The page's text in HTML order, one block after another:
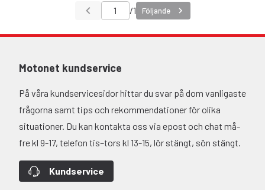
/1 Följande
Motonet kundservice
På våra kundservicesidor hittar du svar på dom vanligaste
frågorna samt tips och rekommendationer för olika
situationer. Du kan kontakta oss via epost och chat må-
fre kl 9-17, telefon tis–tors kl 13-15, lör stängt, sön stängt.
Kundservice